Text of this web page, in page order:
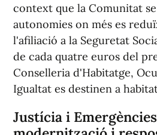
context que la Comunitat
autonomies on més es
l'afiliació a la Seguretat
de cada quatre euros del
Conselleria d'Habitatge,
Igualtat es destinen a
Justícia i